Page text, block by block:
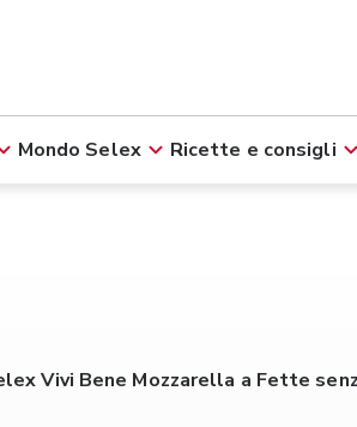
Mondo Selex Ricette e consigli
Vivi Bene Mozzarella a Fette